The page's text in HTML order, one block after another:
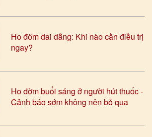
Ho đờm dai dẳng: Khi nào cần điều trị
ngay?
Ho đờm buổi sáng ở người hút thuốc -
Cảnh báo sớm không nên bỏ qua